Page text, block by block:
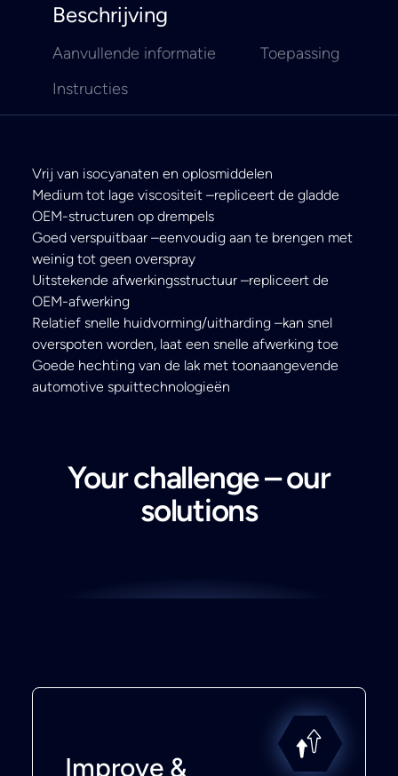
Beschrijving
Aanvullende informatie
Toepassing
Instructies
Vrij van isocyanaten en oplosmiddelen
Medium tot lage viscositeit –repliceert de gladde
OEM-structuren op drempels
Goed verspuitbaar –eenvoudig aan te brengen met
weinig tot geen overspray
Uitstekende afwerkingsstructuur –repliceert de
OEM-afwerking
Relatief snelle huidvorming/uitharding –kan snel
overspoten worden, laat een snelle afwerking toe
Goede hechting van de lak met toonaangevende
automotive spuittechnologieën
Your challenge – our
solutions
Improve &